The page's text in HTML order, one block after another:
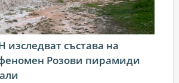
изследват състава на
Розови пирамиди